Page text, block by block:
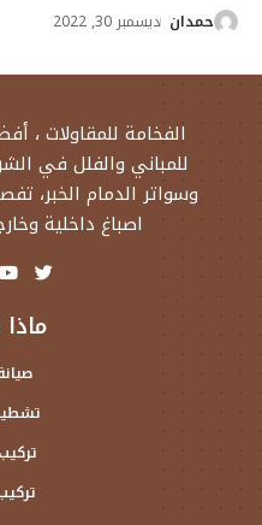
حمدان ديسمبر 30, 2022
الفخامة للمقاولات ،
للمباني والفلل في
وسواتر الدمام الخبر،
اصباغ داخلية